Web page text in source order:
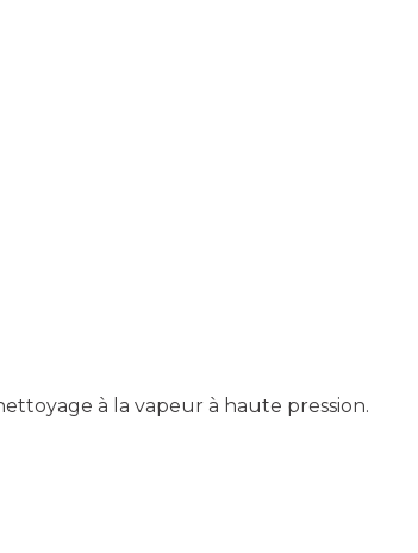
à la vapeur à haute pression.